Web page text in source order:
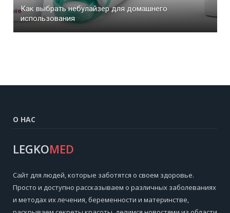
Как выбрать небулайзер для домашнего
использования
О НАС
LEGKOMED
Cайт для людей, которые заботятся о своем здоровье.
Просто и доступно рассказываем о различных заболеваниях
и методах их лечения, беременности и материнстве,